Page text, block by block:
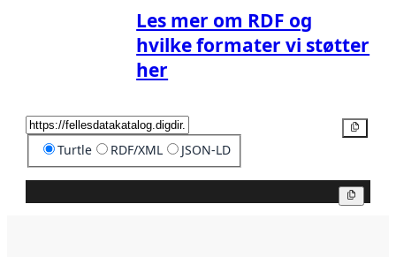
Les mer om RDF og
hvilke formater vi støtter
her
Turtle RDF/XML JSON-LD